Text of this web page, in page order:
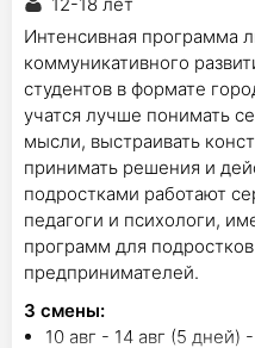
Интенсивная программа
коммуникативного
студентов в формате
учатся лучше понимать
мысли, выстраивать
принимать решения и
подростками работают
педагоги и психологи,
программ для
предпринимателей.
3 смены:
10 авг - 14 авг (5 дней)